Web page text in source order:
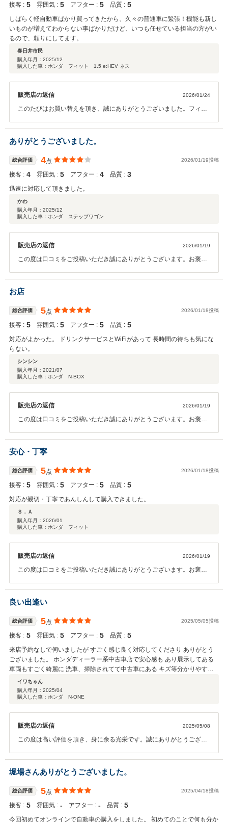
接客 : 5 雰囲気 : 5 アフター : 5 品質 : 5
しばらく軽自動車ばかり買ってきたから、久々の普通車に緊張！機能も新し
いものが増えてわからない事ばかりだけど、いつも任せている担当の方がい
るので、頼りにしてます。
春日井市民
購入年月： 2025/12
購入した車：ホンダ フィット 1.5 e:HEV ネス
販売店の返信 2026/01/24
このたびはお買い替えを頂き、誠にありがとうございました。フィッ
ださい。今後ともよろしくお願い申し上げます。
ありがとうございました。
総合評価 4点 2026/01/19投稿
接客 : 4 雰囲気 : 5 アフター : 4 品質 : 3
迅速に対応して頂きました。
かわ
購入年月： 2025/12
購入した車：ホンダ ステップワゴン
販売店の返信 2026/01/19
この度は口コミをご投稿いただき誠にありがとうございます。お褒め
より一層努力してまいりますので末永くお付き合いいただきますよう
お願い申し上げます。
お店
総合評価 5点 2026/01/18投稿
接客 : 5 雰囲気 : 5 アフター : 5 品質 : 5
対応がよかった。 ドリンクサービスとWiFiがあって 長時間の待ちも気にな
らない。
シンシン
購入年月： 2021/07
購入した車：ホンダ N-BOX
販売店の返信 2026/01/19
この度は口コミをご投稿いただき誠にありがとうございます。お褒め
より一層努力してまいりますので末永くお付き合いいただきますよう
お願い申し上げます。
安心・丁寧
総合評価 5点 2026/01/18投稿
接客 : 5 雰囲気 : 5 アフター : 5 品質 : 5
対応が親切・丁寧であんしんして購入できました。
Ｓ．Ａ
購入年月： 2026/01
購入した車：ホンダ フィット
販売店の返信 2026/01/19
この度は口コミをご投稿いただき誠にありがとうございます。お褒め
より一層努力してまいりますので末永くお付き合いいただきますよう
お願い申し上げます。
良い出逢い
総合評価 5点 2025/05/05投稿
接客 : 5 雰囲気 : 5 アフター : 5 品質 : 5
来店予約なしで伺いましたが すごく感じ良く対応してくださり ありがとう
ございました。 ホンダディーラー系中古車店で安心感も あり展示してある
車両もすごく綺麗に 洗車、掃除されてて中古車にある キズ等分かりやすく
確認納得して 買える状態で展示されていたと思います。 シートの汚れも指
摘するとすぐ落として くれて綺麗にしてくれました。 出来るかぎり気持ち
良く 乗ってもらいたいと思う気持ちが伝わってきました。 親切丁寧なお店
て乗れると思います。 車を買うって決して安い買い物ではないと 思いま
す。 そのお金を出しても惜しくない と思うお店に出逢えたと思います。
イワちゃん
購入年月： 2025/04
購入した車：ホンダ N-ONE
販売店の返信 2025/05/08
この度は高い評価を頂き、身に余る光栄です。誠にありがとうござい
ください。
堀場さんありがとうございました。
総合評価 5点 2025/04/18投稿
接客 : 5 雰囲気 : ‐ アフター : ‐ 品質 : 5
今回初めてオンラインで自動車の購入をしました。 初めてのことで何も分か